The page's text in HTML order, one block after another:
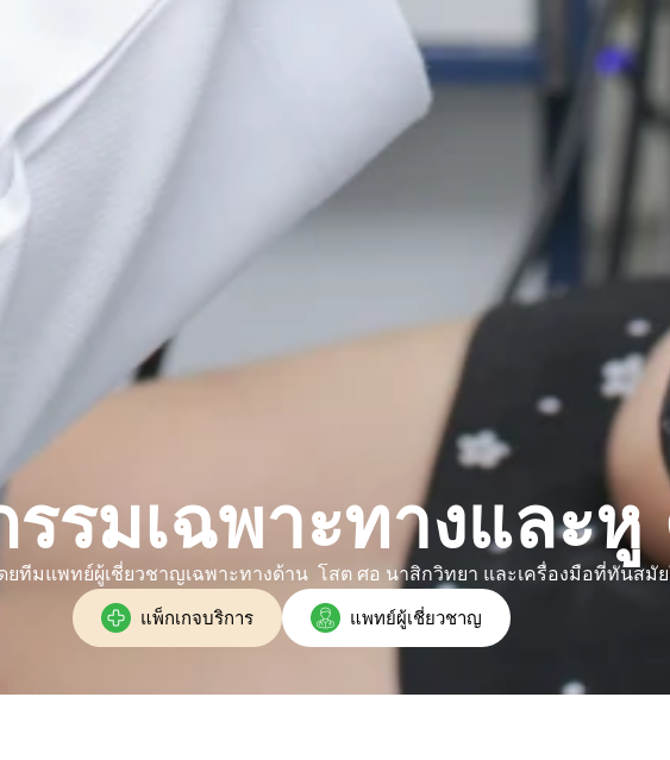
รมเฉพาะทางและ
ทีมแพทย์ผู้เชี่ยวชาญเฉพาะทางด้าน โสต ศอ นาสิกวิทยา และเครื่องมือที่ทันสมั
แพ็กเกจบริการ แพทย์ผู้เชี่ยวชาญ